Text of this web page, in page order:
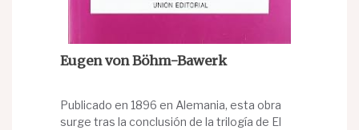
Eugen von Böhm-Bawerk
Publicado en 1896 en Alemania, esta obra
surge tras la conclusión de la trilogía de El